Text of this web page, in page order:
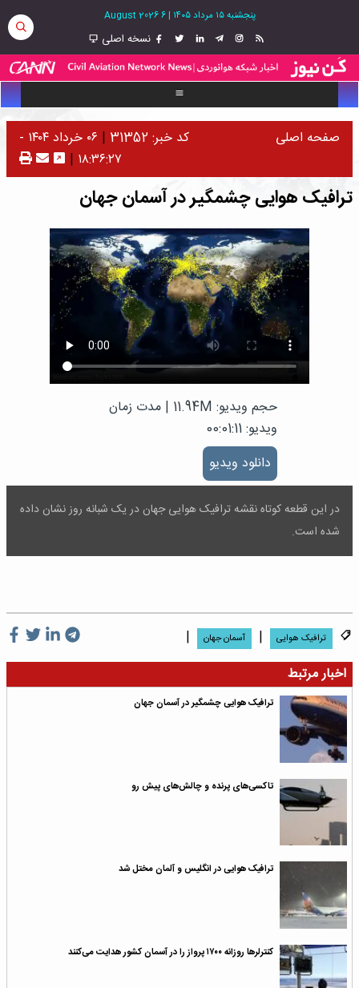
پنجشنبه ۱۵ مرداد ۱۴۰۵ |
6 August 2026
نسخه اصلی
صفحه اصلی کد خبر: 31352 |
۰۶ خرداد ۱۴۰۴ -
۱۸:۳۶:۲۷ |
ترافیک هوایی چشمگیر در آسمان جهان
حجم ویدیو: 11.94M |مدت زمان
ویدیو: 00:01:11
دانلود ویدیو
در این قطعه کوتاه نقشه ترافیک هوایی جهان در یک شبانه روز نشان داده
شده است.
ترافیک هوایی | آسمان جهان
|
اخبار مرتبط
ترافیک هوایی چشمگیر در آسمان جهان
تاکسی‌های پرنده و چالش‌های پیش رو
ترافیک هوایی در انگلیس و آلمان مختل شد
کنترلرها روزانه ۱۷۰۰ پرواز را در آسمان کشور هدایت می‌کنند